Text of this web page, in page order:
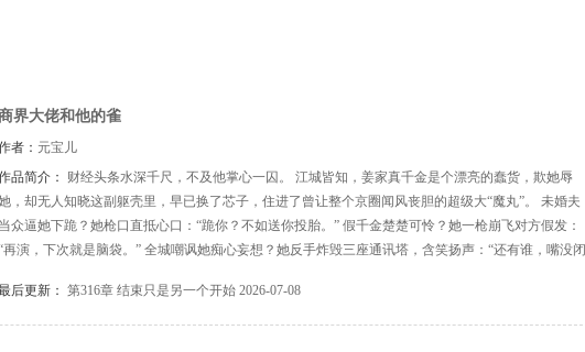
界大佬和他的雀
者： 元宝儿
品简介：
财经头条水深千尺，不及他掌心一囚。 江城皆知，姜家真千金是个漂亮的蠢货，欺她辱
，却无人知晓这副躯壳里，早已换了芯子，住进了曾让整个京圈闻风丧胆的超级大“魔丸”。 未婚夫
当众逼她下跪？她枪口直抵心口：“跪你？不如送你投胎。” 假千金楚楚可怜？她一枪崩飞对方假发：
再演，下次就是脑袋。” 全城嘲讽她痴心妄想？她反手炸毁三座通讯塔，含笑扬声：“还有谁，嘴没闭
当场气进ICU，豪门圈彻底炸裂。 人人都说她疯，...
后更新： 第316章 结束只是另一个开始 2026-07-08